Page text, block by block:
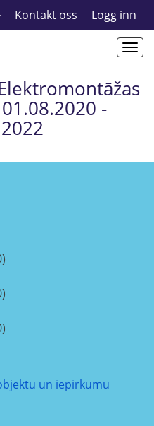
Kontakt oss Logg inn
-
un iepirkumu